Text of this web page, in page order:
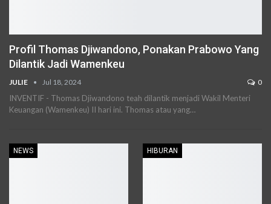
Profil Thomas Djiwandono, Ponakan Prabowo Yang
Dilantik Jadi Wamenkeu
JULIE Jul 18, 2024 0
INVENTIF - Thomas Djiwandono teah dilantik menjadi Wakil Menteri
Keuangan (Wamenkeu) II hari ini. Thomas atau yang…
NEWS HIBURAN